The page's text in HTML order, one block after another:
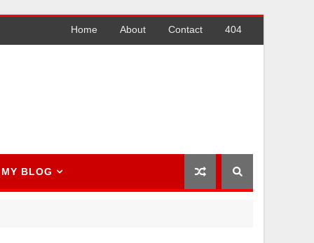
Home About Contact 404
MY BLOG